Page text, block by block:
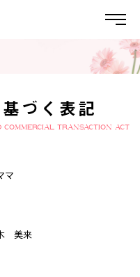
づく表記
Commercial Transaction Act
マ
美来